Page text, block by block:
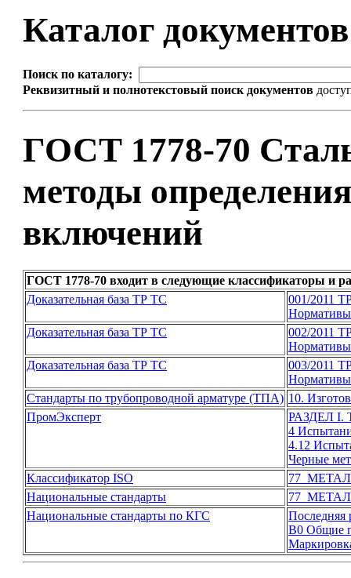
Каталог
Поиск по каталогу:
Реквизитный и полнотекстовый поиск документов
ГОСТ 1778-70
методы
включений
ГОСТ 1778-70 входит в следующие классификаторы и
Доказательная база ТР ТС
001/2011
Доказательная база ТР ТС
002/2011
Доказательная база ТР ТС
003/2011
Стандарты по трубопроводной арматуре (ТПА) 10.
ПромЭксперт
РАЗДЕЛ
4
4.12
Черные
Классификатор ISO
77
Национальные стандарты
77
Национальные стандарты по КГС
Последняя
В0 Общие